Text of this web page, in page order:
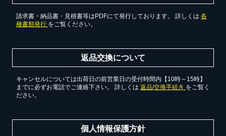
請求書・納品書・見積書等はPDFにて発行しております。 詳しくは 各
種書類発行 をご覧ください。
返品交換について
キャンセルについては出荷日の前営業日の受付時間内【10時～15時】
までに必ずお電話でご連絡下さい。 詳しくは 返品/交換手続き をご覧く
ださい。
個人情報保護方針